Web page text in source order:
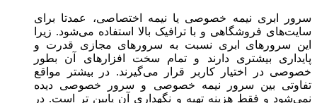
سرور ابری نیمه خصوصی یا نیمه اختصاصی، عمدتا برای
سایت‌های فروشگاهی و با ترافیک بالا استفاده می‌شود. زیرا
این سرورهای ابری نسبت به سرورهای مجازی قدرت و
پایداری بیشتری دارند و تمام سخت افزارهای آن بطور
خصوصی در اختیار کاربر قرار می‌گیرند. در بیشتر مواقع
تفاوتی بین سرور نیمه خصوصی و سرور خصوصی دیده
نمی‌شود و فقط هزینه تهیه و نگهداری آن پایین تر است. در